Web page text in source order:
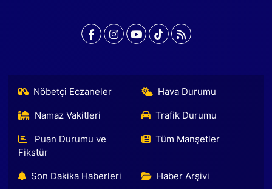
Nöbetçi Eczaneler Hava Durumu
Namaz Vakitleri Trafik Durumu
Puan Durumu ve
Fikstür
Tüm Manşetler
Son Dakika Haberleri Haber Arşivi